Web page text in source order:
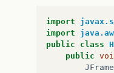
import
import
public
class
public
JFrame